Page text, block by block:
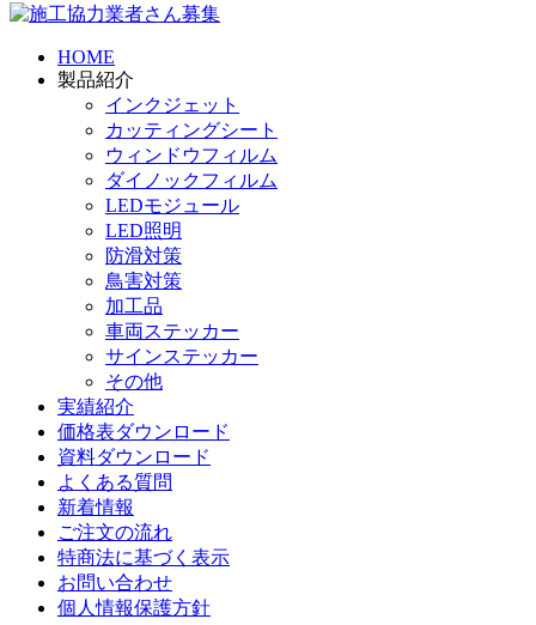
HOME
製品紹介
インクジェット
カッティングシート
ウィンドウフィルム
ダイノックフィルム
LEDモジュール
LED照明
防滑対策
鳥害対策
加工品
車両ステッカー
サインステッカー
その他
実績紹介
価格表ダウンロード
資料ダウンロード
よくある質問
新着情報
ご注文の流れ
特商法に基づく表示
お問い合わせ
個人情報保護方針